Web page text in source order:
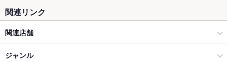
ソファー
テラス席
貸切
関連リンク
関連店舗
大宮焼肉ホルモンたけ田
ジャンル